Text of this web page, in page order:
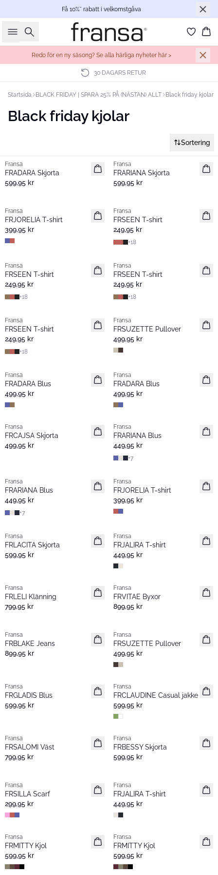
Få 10%* rabatt i velkomstgåva
Sök
Redo för en ny säsong? Se alla härliga nyheter här >
Startsida BLACK FRIDAY | SPARA 25% PÅ (NÄSTAN) ALLT Black friday kjolar
Black friday kjolar
Sortering
Nyhet
Fransa
FRADARA Skjorta
599,95 kr
Nyhet
Fransa
FRARIANA Skjorta
599,95 kr
Nyhet
Fransa
FRJORELIA T-shirt
399,95 kr
Nyhet
Fransa
FRSEEN T-shirt
249,95 kr
+18
Nyhet
Fransa
FRSEEN T-shirt
249,95 kr
+18
Nyhet
Fransa
FRSEEN T-shirt
249,95 kr
+18
Nyhet
Fransa
FRSEEN T-shirt
249,95 kr
+18
Nyhet
Fransa
FRSUZETTE Pullover
499,95 kr
Nyhet
Fransa
FRADARA Blus
499,95 kr
Nyhet
Fransa
FRADARA Blus
499,95 kr
Nyhet
Fransa
FRCAJSA Skjorta
499,95 kr
Nyhet
Fransa
FRARIANA Blus
449,95 kr
+7
Nyhet
Fransa
FRARIANA Blus
449,95 kr
+7
Nyhet
Fransa
FRJORELIA T-shirt
399,95 kr
Nyhet
Fransa
FRLACITA Skjorta
599,95 kr
Nyhet
Fransa
FRJALIRA T-shirt
449,95 kr
Nyhet
Fransa
FRLELI Klänning
799,95 kr
Nyhet
Fransa
FRVITAE Byxor
899,95 kr
Nyhet
Fransa
FRBLAKE Jeans
899,95 kr
Nyhet
Fransa
FRSUZETTE Pullover
499,95 kr
Nyhet
Fransa
FRGLADIS Blus
599,95 kr
Nyhet
Fransa
FRCLAUDINE Casual jakke
599,95 kr
Nyhet
Fransa
FRSALOMI Väst
799,95 kr
Nyhet
Fransa
FRBESSY Skjorta
599,95 kr
Nyhet
Fransa
FRSILLA Scarf
299,95 kr
Nyhet
Fransa
FRJALIRA T-shirt
449,95 kr
Nyhet
Fransa
FRMITTY Kjol
599,95 kr
Nyhet
Fransa
FRMITTY Kjol
599,95 kr